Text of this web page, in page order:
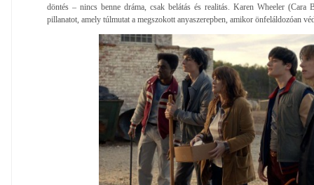
döntés – nincs benne dráma, csak belátás és realitás. Karen Wheeler (Cara
pillanatot, amely túlmutat a megszokott anyaszerepben, amikor önfeláldozóan